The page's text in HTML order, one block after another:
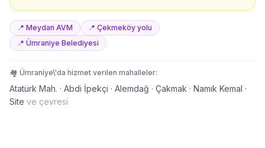
📍 Meydan AVM 📍 Çekmeköy yolu
📍 Ümraniye Belediyesi
🏘️ Ümraniye\'da hizmet verilen mahalleler:
Atatürk Mah. · Abdi İpekçi · Alemdağ · Çakmak · Namık Kemal ·
Site ve çevresi